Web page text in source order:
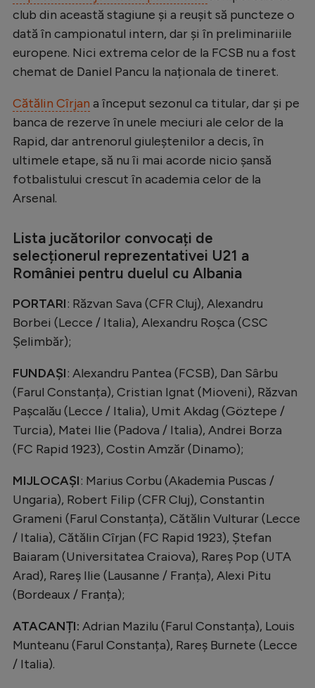
club din această stagiune și a reușit să puncteze o
dată în campionatul intern, dar și în preliminariile
europene. Nici extrema celor de la FCSB nu a fost
chemat de Daniel Pancu la naționala de tineret.
Cătălin Cîrjan a început sezonul ca titular, dar și pe
banca de rezerve în unele meciuri ale celor de la
Rapid, dar antrenorul giuleștenilor a decis, în
ultimele etape, să nu îi mai acorde nicio șansă
fotbalistului crescut în academia celor de la
Arsenal.
Lista jucătorilor convocați de
selecționerul reprezentativei U21 a
României pentru duelul cu Albania
PORTARI: Răzvan Sava (CFR Cluj), Alexandru
Borbei (Lecce / Italia), Alexandru Roșca (CSC
Șelimbăr);
FUNDAȘI: Alexandru Pantea (FCSB), Dan Sârbu
(Farul Constanța), Cristian Ignat (Mioveni), Răzvan
Pașcalău (Lecce / Italia), Umit Akdag (Göztepe /
Turcia), Matei Ilie (Padova / Italia), Andrei Borza
(FC Rapid 1923), Costin Amzăr (Dinamo);
MIJLOCAȘI: Marius Corbu (Akademia Puscas /
Ungaria), Robert Filip (CFR Cluj), Constantin
Grameni (Farul Constanța), Cătălin Vulturar (Lecce
/ Italia), Cătălin Cîrjan (FC Rapid 1923), Ștefan
Baiaram (Universitatea Craiova), Rareș Pop (UTA
Arad), Rareș Ilie (Lausanne / Franța), Alexi Pitu
(Bordeaux / Franța);
ATACANȚI: Adrian Mazilu (Farul Constanța), Louis
Munteanu (Farul Constanța), Rareș Burnete (Lecce
/ Italia).